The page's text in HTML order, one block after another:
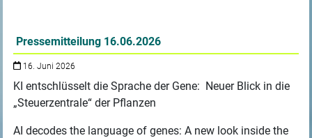
Pressemitteilung 16.06.2026
16. Juni 2026
KI entschlüsselt die Sprache der Gene: Neuer Blick in die
„Steuerzentrale“ der Pflanzen
AI decodes the language of genes: A new look inside the